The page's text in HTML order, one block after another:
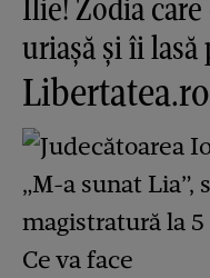
Ilie! Zodia
uriașă și îi
Libertatea.ro